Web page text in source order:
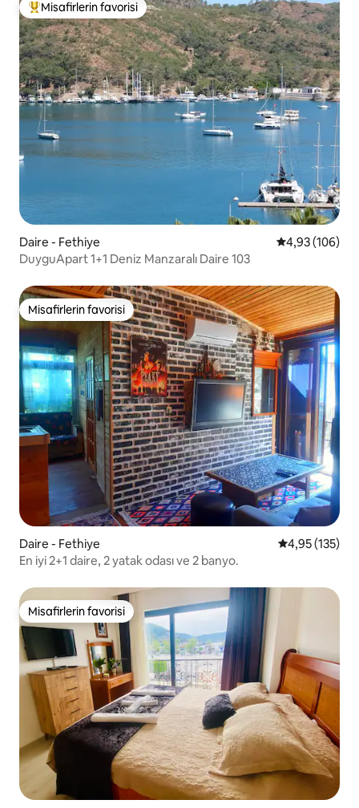
Misafirlerin favorilerinden en beğenilenler arasında
Misafirlerin favorisi
Daire - Fethiye 5 üzerinden
4,93 (106)
DuyguApart 1+1 Deniz Manzaralı Daire 103
Misafirlerin favorisi
Misafirlerin favorisi
Daire - Fethiye 5 üzerinden
4,95 (135)
En iyi 2+1 daire, 2 yatak odası ve 2 banyo.
Misafirlerin favorisi
Misafirlerin favorisi